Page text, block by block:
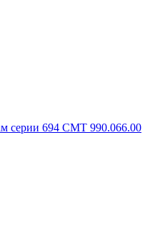
серии 694 CMT 990.066.00